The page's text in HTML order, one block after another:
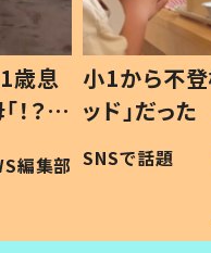
歳息
？」
編集部
小1から不登
ッド」だっ
作り続ける
#令和の子
SNSで話題